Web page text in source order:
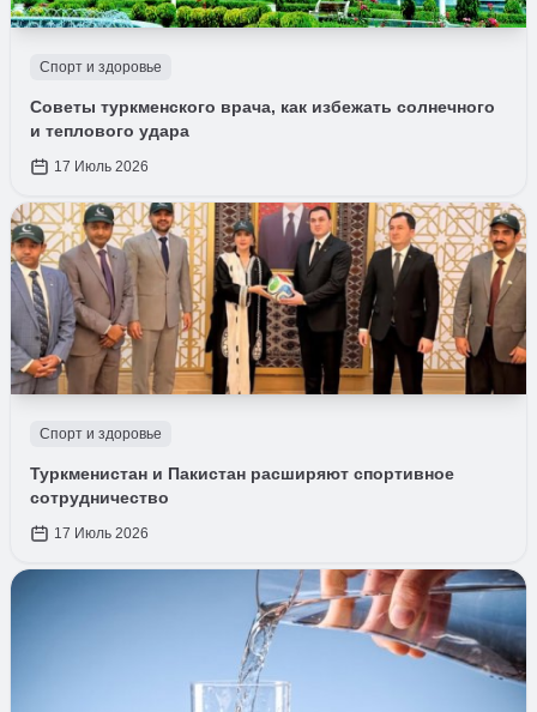
Спорт и здоровье
Советы туркменского врача, как избежать солнечного
и теплового удара
17 Июль 2026
Спорт и здоровье
Туркменистан и Пакистан расширяют спортивное
сотрудничество
17 Июль 2026